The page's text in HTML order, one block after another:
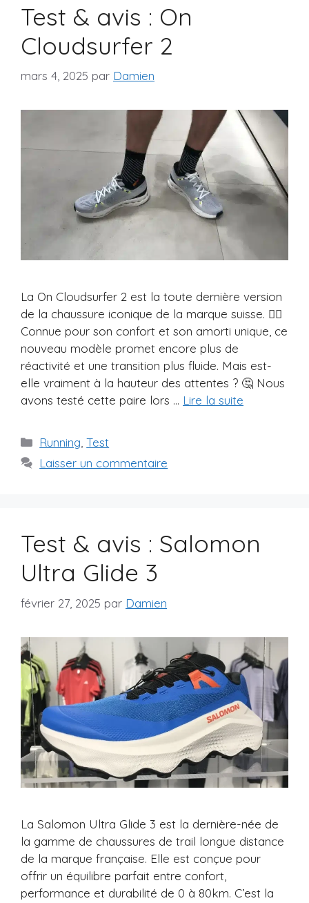
Test & avis : On
Cloudsurfer 2
mars 4, 2025 par Damien
La On Cloudsurfer 2 est la toute dernière version
de la chaussure iconique de la marque suisse. 🏃‍♂️
Connue pour son confort et son amorti unique, ce
nouveau modèle promet encore plus de
réactivité et une transition plus fluide. Mais est-
elle vraiment à la hauteur des attentes ? 🤔 Nous
avons testé cette paire lors … Lire la suite
Catégories
Running,Test
Laisser un commentaire
Test & avis : Salomon
Ultra Glide 3
février 27, 2025 par Damien
La Salomon Ultra Glide 3 est la dernière-née de
la gamme de chaussures de trail longue distance
de la marque française. Elle est conçue pour
offrir un équilibre parfait entre confort,
performance et durabilité de 0 à 80km. C’est la